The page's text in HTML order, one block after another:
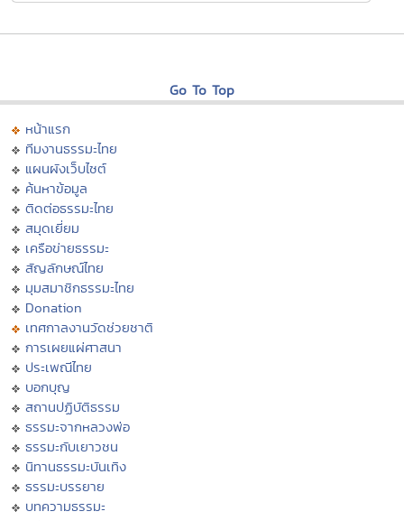
Go To Top
หน้าแรก
ทีมงานธรรมะไทย
แผนผังเว็บไซต์
ค้นหาข้อมูล
ติดต่อธรรมะไทย
สมุดเยี่ยม
เครือข่ายธรรมะ
สัญลักษณ์ไทย
มุมสมาชิกธรรมะไทย
Donation
เทศกาลงานวัดช่วยชาติ
การเผยแผ่ศาสนา
ประเพณีไทย
บอกบุญ
สถานปฏิบัติธรรม
ธรรมะจากหลวงพ่อ
ธรรมะกับเยาวชน
นิทานธรรมะบันเทิง
ธรรมะบรรยาย
บทความธรรมะ